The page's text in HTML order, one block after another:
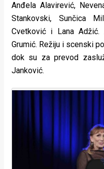
Anđela Alavirević,
Stankovski, Sunčica
Cvetković i Lana
Grumić. Režiju i scenski
dok su za prevod
Janković.